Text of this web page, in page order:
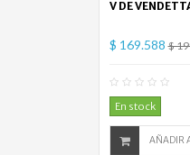
V DE
$ 169.588$
En stock
AÑADIR